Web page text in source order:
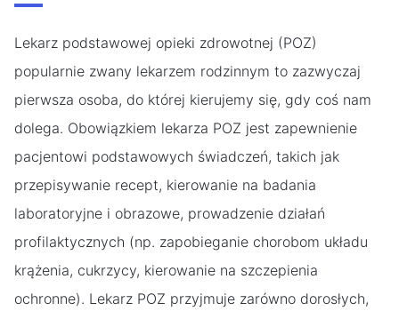
Lekarz podstawowej opieki zdrowotnej (POZ)
popularnie zwany lekarzem rodzinnym to zazwyczaj
pierwsza osoba, do której kierujemy się, gdy coś nam
dolega. Obowiązkiem lekarza POZ jest zapewnienie
pacjentowi podstawowych świadczeń, takich jak
przepisywanie recept, kierowanie na badania
laboratoryjne i obrazowe, prowadzenie działań
profilaktycznych (np. zapobieganie chorobom układu
krążenia, cukrzycy, kierowanie na szczepienia
ochronne). Lekarz POZ przyjmuje zarówno dorosłych,